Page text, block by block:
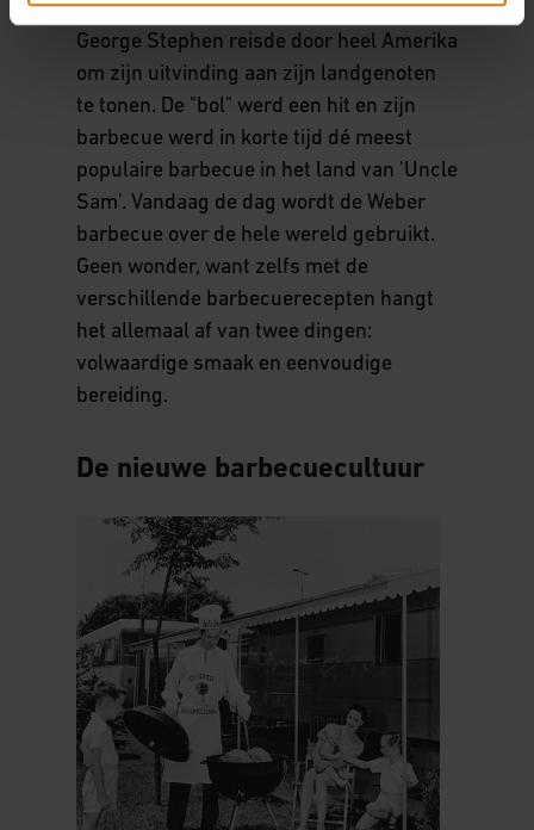
markt te brengen: de Original Kettle.
George Stephen reisde door heel Amerika
om zijn uitvinding aan zijn landgenoten
te tonen. De "bol" werd een hit en zijn
barbecue werd in korte tijd dé meest
populaire barbecue in het land van 'Uncle
Sam'. Vandaag de dag wordt de Weber
barbecue over de hele wereld gebruikt.
Geen wonder, want zelfs met de
verschillende barbecuerecepten hangt
het allemaal af van twee dingen:
volwaardige smaak en eenvoudige
bereiding.
De nieuwe barbecuecultuur